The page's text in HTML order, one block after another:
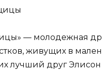
— молодежная
живущих в
лучший друг Элисон